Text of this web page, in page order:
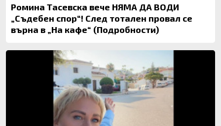
Ромина Тасевска вече НЯМА ДА ВОДИ
„Съдебен спор“! След тотален провал се
върна в „На кафе“ (Подробности)